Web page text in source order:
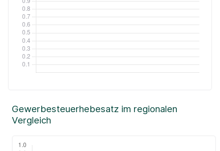
Gewerbesteuerhebesatz im regionalen
Vergleich